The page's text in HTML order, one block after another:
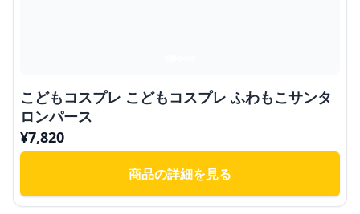
こどもコスプレ こどもコスプレ ふわもこサンタ
ロンパース
¥7,820
商品の詳細を見る